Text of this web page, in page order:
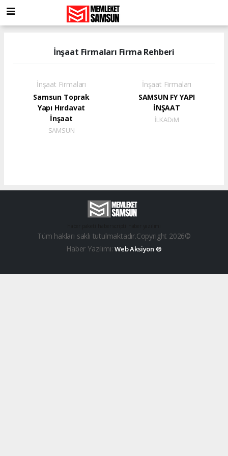
İnşaat Firmaları Firma Rehberi
İnşaat Firmaları
Samsun Toprak
Yapı Hırdavat
İnşaat
SAMSUN
İnşaat Firmaları
SAMSUN FY YAPI
İNŞAAT
İLKADıM
Tüm hakları saklı tutulmaktadır.Copyright 2026©
Haber Yazılımı:Web Aksiyon ®